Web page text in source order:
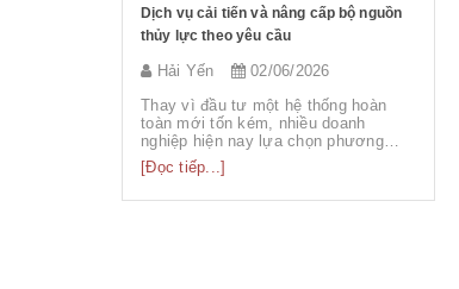
Dịch vụ cải tiến và nâng cấp bộ nguồn
thủy lực theo yêu cầu
Hải Yến
02/06/2026
Thay vì đầu tư một hệ thống hoàn
toàn mới tốn kém, nhiều doanh
nghiệp hiện nay lựa chọn phương
án...
[Đọc tiếp...]